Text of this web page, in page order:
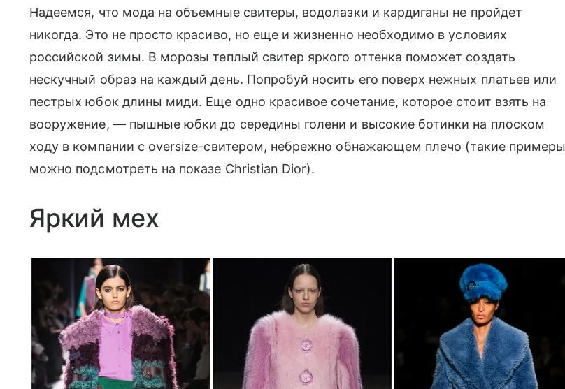
Надеемся, что мода на объемные свитеры, водолазки и кардиганы не пройдет
никогда. Это не просто красиво, но еще и жизненно необходимо в условиях
российской зимы. В морозы теплый свитер яркого оттенка поможет создать
нескучный образ на каждый день. Попробуй носить его поверх нежных платьев или
пестрых юбок длины миди. Еще одно красивое сочетание, которое стоит взять на
вооружение, — пышные юбки до середины голени и высокие ботинки на плоском
ходу в компании с oversize-свитером, небрежно обнажающем плечо (такие примеры
можно подсмотреть на показе Christian Dior).
Яркий мех